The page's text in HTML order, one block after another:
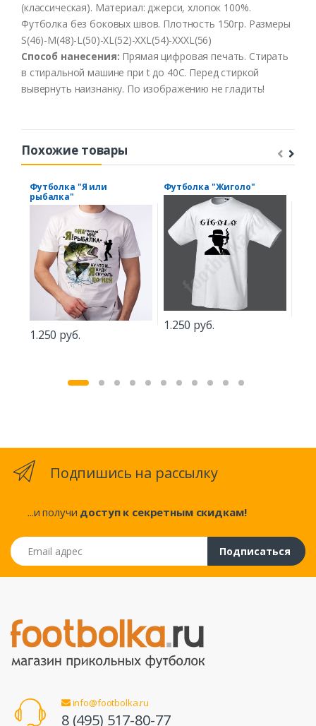
(классическая). Материал: джерси, хлопок 100%.
Футболка без боковых швов. Плотность 150гр. Размеры
S(46)-M(48)-L(50)-XL(52)-XXL(54)-XXXL(56)
Способ нанесения: Прямая цифровая печать. Стирать
в стиральной машине при t до 40С. Перед стиркой
вывернуть наизнанку. По изображению не гладить!
Похожие товары
Футболка "Я или
рыбалка"
1.250 руб.
Футболка "Жиголо"
1.250 руб.
Подпишись на рассылку
...и получи доступ к секретным скидкам!
Email адрес
Подписаться
info@footbolka.ru
8 (495) 517-80-77